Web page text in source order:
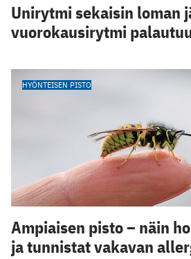
Unirytmi sekaisin loman
vuorokausirytmi
HYÖNTEISEN PISTO
Ampiaisen pisto – näin
ja tunnistat vakavan